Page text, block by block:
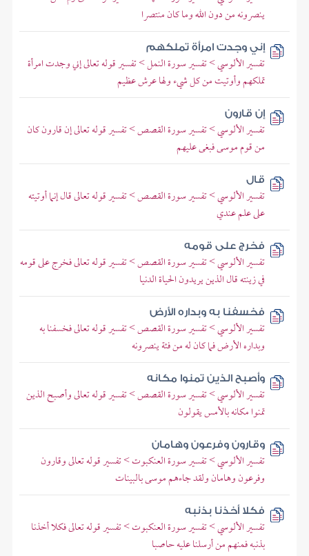
ينصرونه من دون الله وما كان منتصرا
إني وجدت امرأة تملكهم
تفسير الألوسي > تفسير سورة النمل > تفسير قوله تعالى إني وجدت امرأة
تملكهم وأوتيت من كل شيء ولها عرش عظيم
إن قارون
تفسير الألوسي > تفسير سورة القصص > تفسير قوله تعالى إن قارون كان
من قوم موسى فبغى عليهم
قال
تفسير الألوسي > تفسير سورة القصص > تفسير قوله تعالى قال إنما أوتيته
على علم عندي
فخرج على قومه
تفسير الألوسي > تفسير سورة القصص > تفسير قوله تعالى فخرج على قومه
في زينته قال الذين يريدون الحياة الدنيا
فخسفنا به وبداره الأرض
تفسير الألوسي > تفسير سورة القصص > تفسير قوله تعالى فخسفنا به
وبداره الأرض فما كان له من فئة ينصرونه
وأصبح الذين تمنوا مكانه
تفسير الألوسي > تفسير سورة القصص > تفسير قوله تعالى وأصبح الذين
تمنوا مكانه بالأمس يقولون
وقارون وفرعون وهامان
تفسير الألوسي > تفسير سورة العنكبوت > تفسير قوله تعالى وقارون
وفرعون وهامان ولقد جاءهم موسى بالبينات
فكلا أخذنا بذنبه
تفسير الألوسي > تفسير سورة العنكبوت > تفسير قوله تعالى فكلا أخذنا
بذنبه فمنهم من أرسلنا عليه حاصبا